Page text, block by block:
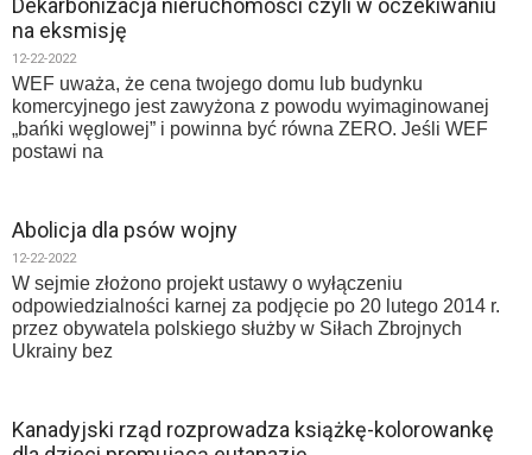
Dekarbonizacja nieruchomości czyli w oczekiwaniu
na eksmisję
12-22-2022
WEF uważa, że cena twojego domu lub budynku
komercyjnego jest zawyżona z powodu wyimaginowanej
„bańki węglowej” i powinna być równa ZERO. Jeśli WEF
postawi na
Abolicja dla psów wojny
12-22-2022
W sejmie złożono projekt ustawy o wyłączeniu
odpowiedzialności karnej za podjęcie po 20 lutego 2014 r.
przez obywatela polskiego służby w Siłach Zbrojnych
Ukrainy bez
Kanadyjski rząd rozprowadza książkę-kolorowankę